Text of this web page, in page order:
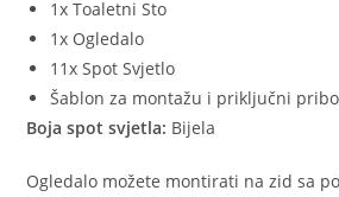
1x Toaletni Sto
1x Ogledalo
11x Spot Svjetlo
Šablon za montažu i priključni
Boja spot svjetla: Bijela
Ogledalo možete montirati na zid sa